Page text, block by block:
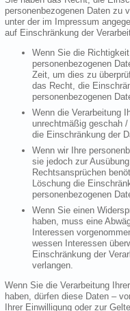
personenbezogenen Daten zu
unter der im Impressum
auf Einschränkung der
Wenn Sie die
personenbezogenen
Zeit, um dies zu
das Recht, die
personenbezogenen
Wenn die Verarbeitung
unrechtmäßig geschah
die Einschränkung der
Wenn wir Ihre
sie jedoch zur
Rechtsansprüchen
Löschung die
personenbezogenen
Wenn Sie einen
haben, muss eine
Interessen
wessen Interessen
Einschränkung der
verlangen.
Wenn Sie die Verarbeitung
haben, dürfen diese Daten –
Ihrer Einwilligung oder zur